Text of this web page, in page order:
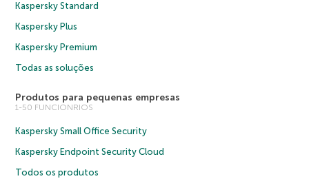
Kaspersky Standard
Kaspersky Plus
Kaspersky Premium
Todas as soluções
Produtos para pequenas empresas
1-50 FUNCIONRIOS
Kaspersky Small Office Security
Kaspersky Endpoint Security Cloud
Todos os produtos